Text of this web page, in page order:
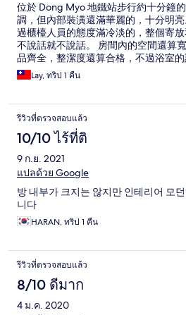
位於 Dong Myo 地鐵站步行約十分鐘
調，但內部裝潢還滿華麗的，十分明
過櫃檯人員的態度滿冷淡的，整個寄
不說話就不說話。 房間內的空間還算
品齊全，整潔度還算合格，不過浴室
免治馬桶也故障沒辦法正常使用，另外
太淺會讓水一直噴出來... 不過整體的體
Lay, ทริป 1 คืน
รีวิวที่ตรวจสอบแล้ว
10/10 ไร้ที่ติ
9 ก.ย. 2021
แปลด้วย Google
방 내부가 크지는 않지만 인테리어 모
니다
HARAN, ทริป 1 คืน
รีวิวที่ตรวจสอบแล้ว
8/10 ดีมาก
4 ม.ค. 2020